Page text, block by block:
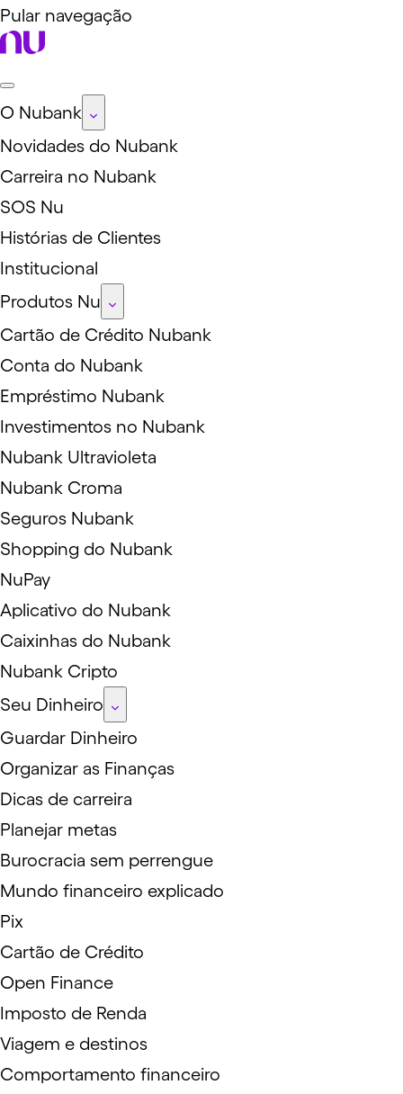
Pular navegação
O Nubank
Novidades do Nubank
Carreira no Nubank
SOS Nu
Histórias de Clientes
Institucional
Produtos Nu
Cartão de Crédito Nubank
Conta do Nubank
Empréstimo Nubank
Investimentos no Nubank
Nubank Ultravioleta
Nubank Croma
Seguros Nubank
Shopping do Nubank
NuPay
Aplicativo do Nubank
Caixinhas do Nubank
Nubank Cripto
Seu Dinheiro
Guardar Dinheiro
Organizar as Finanças
Dicas de carreira
Planejar metas
Burocracia sem perrengue
Mundo financeiro explicado
Pix
Cartão de Crédito
Open Finance
Imposto de Renda
Viagem e destinos
Comportamento financeiro